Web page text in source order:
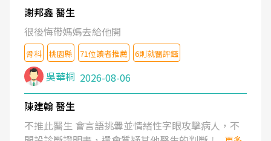
謝邦鑫 醫生
很後悔帶媽媽去給他開
骨科 桃園縣 71位讀者推薦 6則就醫評鑑
吳華桐 2026-08-06
陳建翰 醫生
不推此醫生 會言語挑釁並情緒性字眼攻擊病人，不